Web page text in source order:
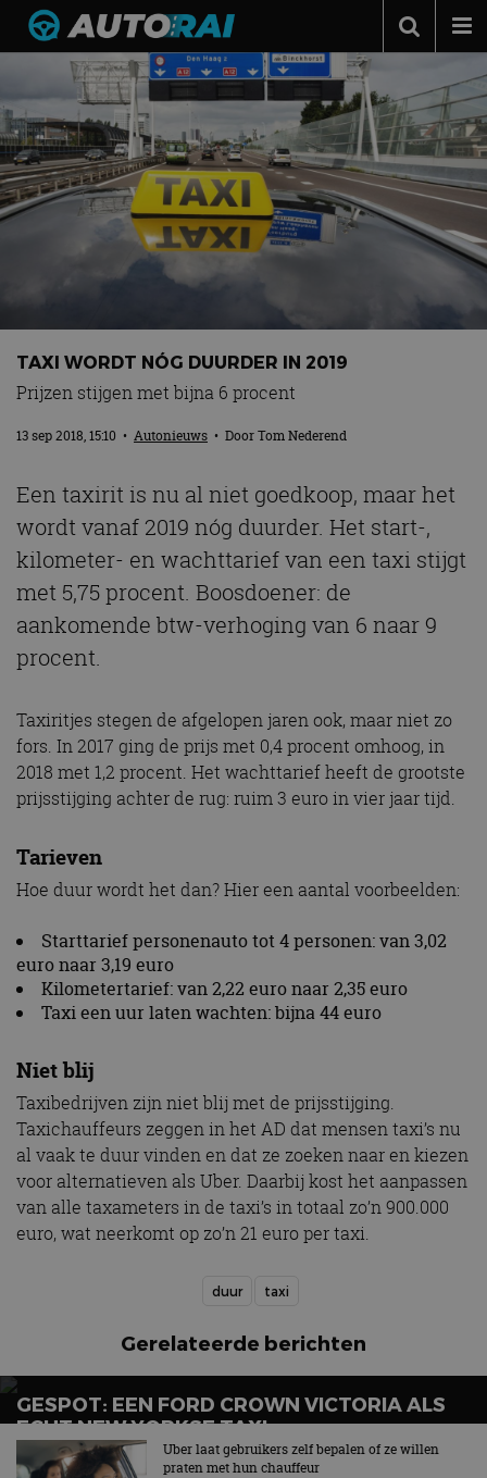
Autonieuws
Podcast
Autotests
Automerken
Adverteren
TAXI WORDT NÓG DUURDER IN 2019
Prijzen stijgen met bijna 6 procent
13 sep 2018, 15:10 • Autonieuws • DoorTom Nederend
Een taxirit is nu al niet goedkoop, maar het
wordt vanaf 2019 nóg duurder. Het start-,
kilometer- en wachttarief van een taxi stijgt
met 5,75 procent. Boosdoener: de
aankomende btw-verhoging van 6 naar 9
procent.
Taxiritjes stegen de afgelopen jaren ook, maar niet zo
fors. In 2017 ging de prijs met 0,4 procent omhoog, in
2018 met 1,2 procent. Het wachttarief heeft de grootste
prijsstijging achter de rug: ruim 3 euro in vier jaar tijd.
Tarieven
Hoe duur wordt het dan? Hier een aantal voorbeelden:
Starttarief personenauto tot 4 personen: van 3,02
euro naar 3,19 euro
Kilometertarief: van 2,22 euro naar 2,35 euro
Taxi een uur laten wachten: bijna 44 euro
Niet blij
Taxibedrijven zijn niet blij met de prijsstijging.
Taxichauffeurs zeggen in het AD dat mensen taxi’s nu
al vaak te duur vinden en dat ze zoeken naar en kiezen
voor alternatieven als Uber. Daarbij kost het aanpassen
van alle taxameters in de taxi’s in totaal zo’n 900.000
euro, wat neerkomt op zo’n 21 euro per taxi.
duur taxi
Gerelateerde berichten
GESPOT: EEN FORD CROWN VICTORIA ALS
ECHT NEW YORKSE TAXI
Dat wordt een flinke taxirekening…Uber laat gebruikers zelf bepalen of ze willen
praten met hun chauffeur